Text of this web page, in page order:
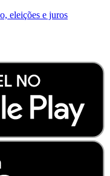
eleições e juros